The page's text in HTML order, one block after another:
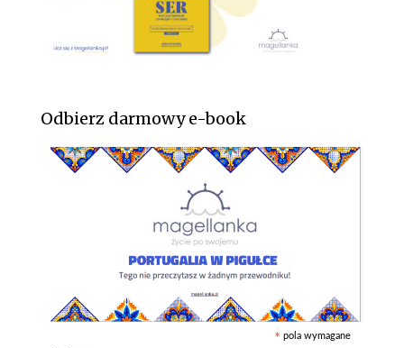
Odbierz darmowy e-book
* pola wymagane